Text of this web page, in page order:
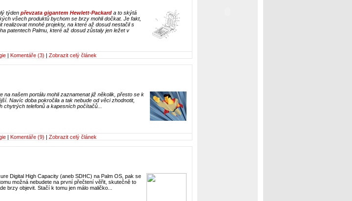
týden převzata gigantem Hewlett-Packarda to skýtá
všech produktů bychom se brzy mohli dočkat. Je fakt,
realizovat mnohé projekty, na které až dosud nestačil s
patentech Palmu, které až dosud zůstaly jen ležet v
| Komentáře (3) | Zobrazit celý článek
na našem portálu mohli zaznamenat již několik, přesto se k
Navíc doba pokročila a tak nebude od věci zhodnotit,
telefonů a kapesních počítačů...
| Komentáře (9) | Zobrazit celý článek
Digital High Capacity (aneb SDHC) na Palm OS, pak se
možná nebudete na první přečtení věřit, skutečně to
brzy objevit. Stačí k tomu jen málo maličko...